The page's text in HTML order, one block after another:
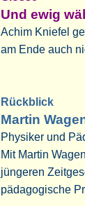
Und ewig
Achim Kniefel
am Ende auch
Rückblick
Martin
Physiker und
Mit Martin
jüngeren
pädagogische